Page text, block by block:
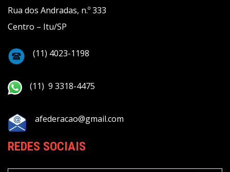
Rua dos Andradas, n.º 333
Centro – Itu/SP
(11) 4023-1198
(11) 9 3318-4475
afederacao@gmail.com
REDES SOCIAIS